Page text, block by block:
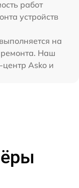
работ
устройств
на
ремонта. Наш
центр Asko и